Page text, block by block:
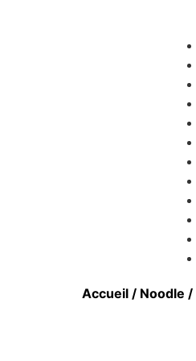
Accueil / Noodle /